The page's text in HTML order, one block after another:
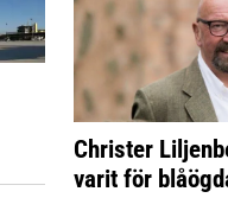
Christer
varit för